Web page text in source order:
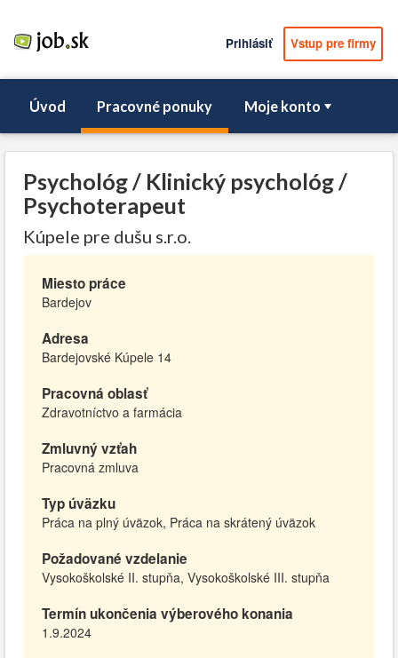
Prihlásiť Vstup pre firmy
Úvod Pracovné ponuky Moje konto
Psychológ / Klinický psychológ /
Psychoterapeut
Kúpele pre dušu s.r.o.
Miesto práce
Bardejov
Adresa
Bardejovské Kúpele 14
Pracovná oblasť
Zdravotníctvo a farmácia
Zmluvný vzťah
Pracovná zmluva
Typ úväzku
Práca na plný úväzok, Práca na skrátený úväzok
Požadované vzdelanie
Vysokoškolské II. stupňa, Vysokoškolské III. stupňa
Termín ukončenia výberového konania
1.9.2024